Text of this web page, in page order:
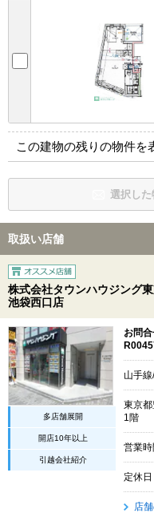
この建物の残りの物件を
選択し
取扱い店舗
株式会社タウンハウジング
池袋西口店
多店舗展開
開店10年以上
引越会社紹介
お問合
山手
東京
1階
営業
定休日
店